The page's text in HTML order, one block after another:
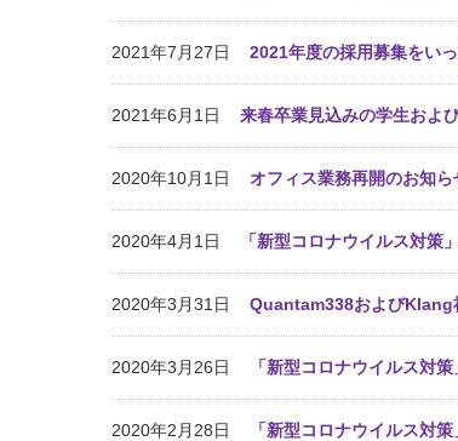
2021年7月27日 2021年度の採用募集をい
2021年6月1日 来春卒業見込みの学生およ
2020年10月1日 オフィス業務再開のお知ら
2020年4月1日 「新型コロナウイルス対策
2020年3月31日 Quantam338およびKlang
2020年3月26日 「新型コロナウイルス対
2020年2月28日 「新型コロナウイルス対